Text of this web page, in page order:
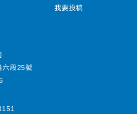
我要投稿
六段25號